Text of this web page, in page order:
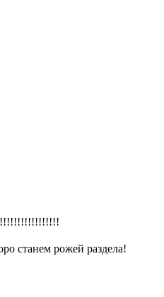
станем рожей раздела!